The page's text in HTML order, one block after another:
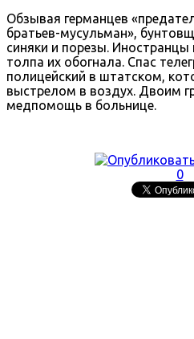
Обзывая германцев
братьев-мусульман»,
синяки и порезы.
толпа их обогнала. Спас
полицейский в штатском,
выстрелом в воздух. Двоим
медпомощь в больнице.
0